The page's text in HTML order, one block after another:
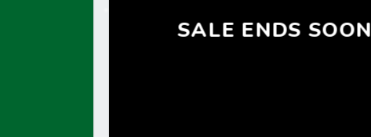
SALE ENDS SOON